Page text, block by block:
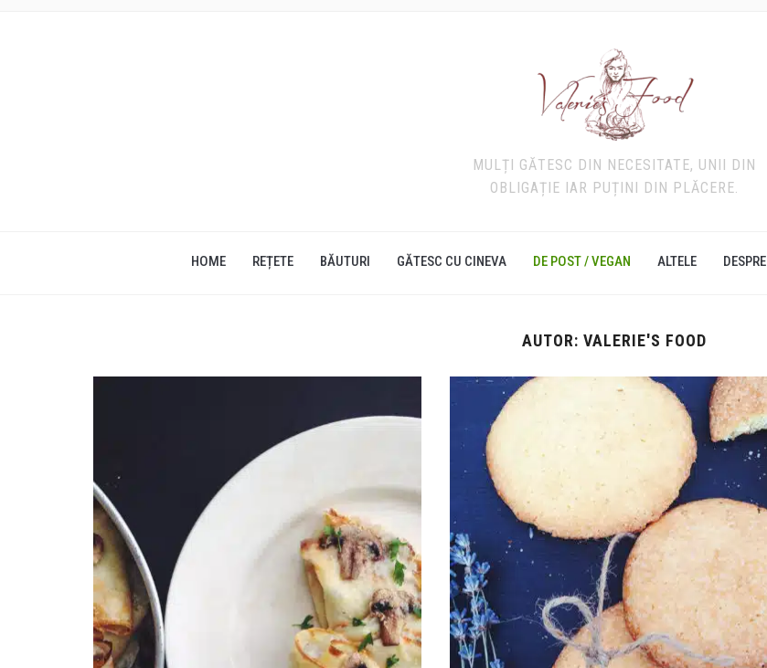
MULȚI GĂTESC DIN NECESITATE, UNII DIN
OBLIGAȚIE IAR PUȚINI DIN PLĂCERE.
HOME REȚETE BĂUTURI GĂTESC CU CINEVA DE POST / VEGAN ALTELE DESPRE
AUTOR: VALERIE'S FOOD